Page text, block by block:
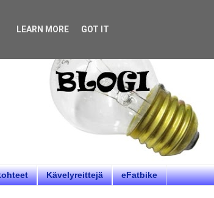
Kävelyreittejä eFatbike
LEARN MORE GOT IT